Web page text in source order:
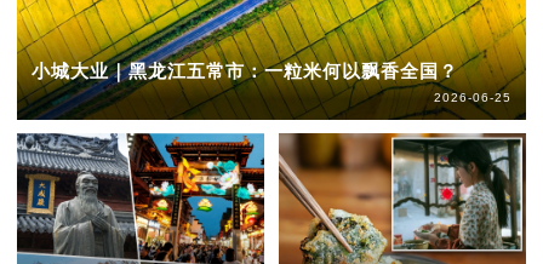
小城大业｜黑龙江五常市：一粒米何以飘香全国？
2026-06-25